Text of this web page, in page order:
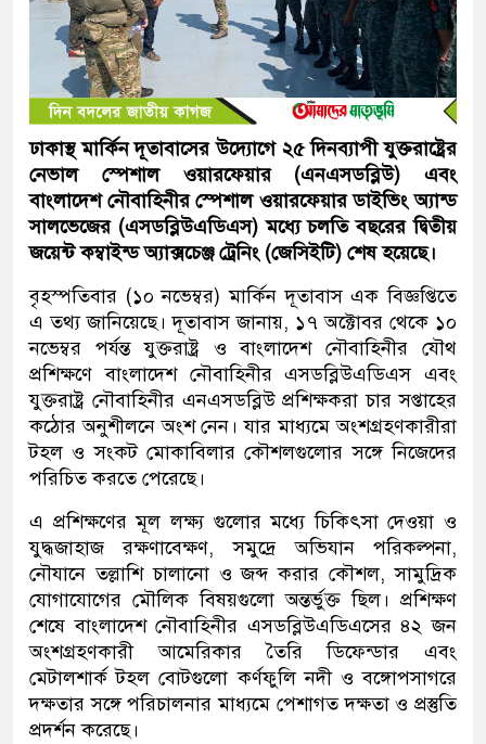
ঢাকাস্থ মার্কিন দূতাবাসের উদ্যোগে ২৫ দিনব্যাপী যুক্তরাষ্ট্রের
নেভাল স্পেশাল ওয়ারফেয়ার (এনএসডব্লিউ) এবং
বাংলাদেশ নৌবাহিনীর স্পেশাল ওয়ারফেয়ার ডাইভিং অ্যান্ড
সালভেজের (এসডব্লিউএডিএস) মধ্যে চলতি বছরের দ্বিতীয়
জয়েন্ট কম্বাইন্ড অ্যাক্সচেঞ্জ ট্রেনিং (জেসিইটি) শেষ হয়েছে।
বৃহস্পতিবার (১০ নভেম্বর) মার্কিন দূতাবাস এক বিজ্ঞপ্তিতে
এ তথ্য জানিয়েছে। দূতাবাস জানায়, ১৭ অক্টোবর থেকে ১০
নভেম্বর পর্যন্ত যুক্তরাষ্ট্র ও বাংলাদেশ নৌবাহিনীর যৌথ
প্রশিক্ষণে বাংলাদেশ নৌবাহিনীর এসডব্লিউএডিএস এবং
যুক্তরাষ্ট্র নৌবাহিনীর এনএসডব্লিউ প্রশিক্ষকরা চার সপ্তাহের
কঠোর অনুশীলনে অংশ নেন। যার মাধ্যমে অংশগ্রহণকারীরা
টহল ও সংকট মোকাবিলার কৌশলগুলোর সঙ্গে নিজেদের
পরিচিত করতে পেরেছে।
এ প্রশিক্ষণের মূল লক্ষ্য গুলোর মধ্যে চিকিৎসা দেওয়া ও
যুদ্ধজাহাজ রক্ষণাবেক্ষণ, সমুদ্রে অভিযান পরিকল্পনা,
নৌযানে তল্লাশি চালানো ও জব্দ করার কৌশল, সামুদ্রিক
যোগাযোগের মৌলিক বিষয়গুলো অন্তর্ভুক্ত ছিল। প্রশিক্ষণ
শেষে বাংলাদেশ নৌবাহিনীর এসডব্লিউএডিএসের ৪২ জন
অংশগ্রহণকারী আমেরিকার তৈরি ডিফেন্ডার এবং
মেটালশার্ক টহল বোটগুলো কর্ণফুলি নদী ও বঙ্গোপসাগরে
দক্ষতার সঙ্গে পরিচালনার মাধ্যমে পেশাগত দক্ষতা ও প্রস্তুতি
প্রদর্শন করেছে।